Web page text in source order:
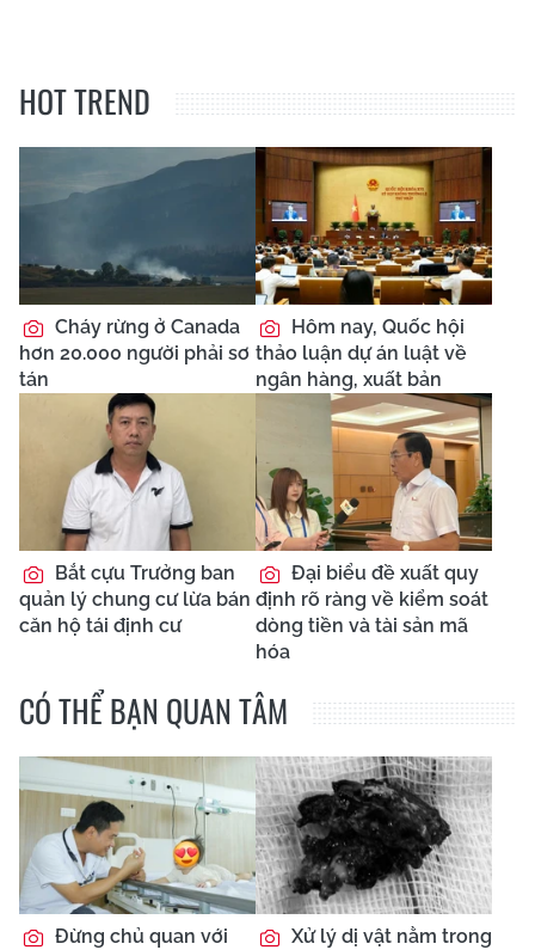
HOT TREND
Cháy rừng ở Canada
hơn 20.000 người phải sơ
tán
Hôm nay, Quốc hội
thảo luận dự án luật về
ngân hàng, xuất bản
Bắt cựu Trưởng ban
quản lý chung cư lừa bán
căn hộ tái định cư
Đại biểu đề xuất quy
định rõ ràng về kiểm soát
dòng tiền và tài sản mã
hóa
CÓ THỂ BẠN QUAN TÂM
Đừng chủ quan với
Xử lý dị vật nằm trong